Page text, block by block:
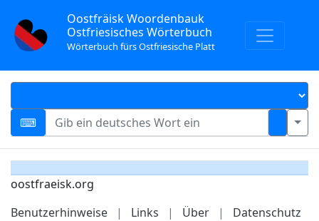
Oostfräisk Woordenbauk
Ostfriesisches Wörterbuch
Wörterbuch fürs Ostfriesische Platt
oostfraeisk.org
Benutzerhinweise
| Links | Über | Datenschutz